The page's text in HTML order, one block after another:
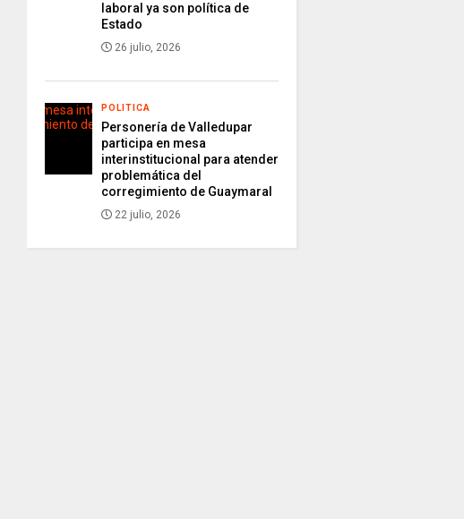
laboral ya son política de
Estado
26 julio, 2026
POLITICA
Personería de Valledupar
participa en mesa
interinstitucional para atender
problemática del
corregimiento de Guaymaral
22 julio, 2026